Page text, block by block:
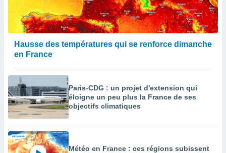
Hausse des températures qui se renforce dimanche
en France
Paris-CDG : un projet d'extension qui
éloigne un peu plus la France de ses
objectifs climatiques
Météo en France : ces régions subissent